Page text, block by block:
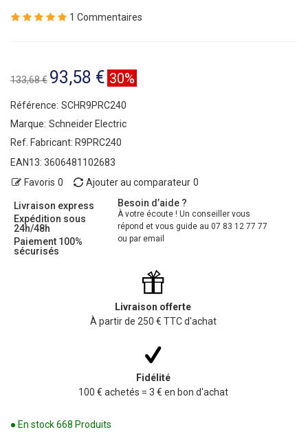
1 Commentaires
133,68 € 93,58 € 30%
Référence: SCHR9PRC240
Marque: Schneider Electric
Ref. Fabricant: R9PRC240
EAN13: 3606481102683
Favoris 0 Ajouter au comparateur 0
Livraison express
Expédition sous
24h/48h
Paiement 100%
sécurisés
Besoin d’aide ?
À votre écoute ! Un conseiller vous
répond et vous guide au 07 83 12 77 77
ou par email
Livraison offerte
À partir de 250 € TTC d'achat
Fidélité
100 € achetés = 3 € en bon d'achat
● En stock668 Produits